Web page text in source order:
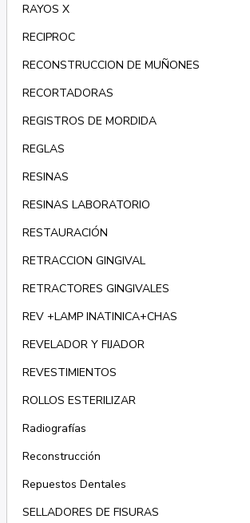
RAYOS X
RECIPROC
RECONSTRUCCION DE MUÑONES
RECORTADORAS
REGISTROS DE MORDIDA
REGLAS
RESINAS
RESINAS LABORATORIO
RESTAURACIÓN
RETRACCION GINGIVAL
RETRACTORES GINGIVALES
REV +LAMP INATINICA+CHAS
REVELADOR Y FIJADOR
REVESTIMIENTOS
ROLLOS ESTERILIZAR
Radiografías
Reconstrucción
Repuestos Dentales
SELLADORES DE FISURAS